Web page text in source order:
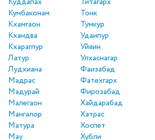
Кумбаконам
Кхамгаон
Кхандва
Кхарагпур
Латур
Лудхиана
Мадрас
Мадурай
Малегаон
Мангалор
Матура
Мау
Тонк
Тумкур
Удаипур
Уйяин
Улхаснагар
Фаизабад
Фатехгарх
Фирозабад
Хайдарабад
Хатрас
Хоспет
Хубли